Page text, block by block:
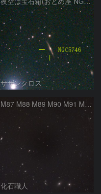
サザンクロス
M87 M88 M89 M90 M91 M100 マルカリアンの銀河鎖 おとめ座 かみのけ座
化石職人